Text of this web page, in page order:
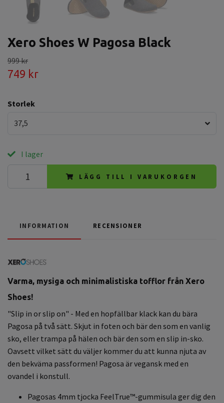
Xero Shoes W Pagosa Black
999 kr
749 kr
Storlek
37,5
I lager
LÄGG TILL I VARUKORGEN
INFORMATION RECENSIONER
Varma, mysiga och minimalistiska tofflor från Xero
Shoes!
"Slip in or slip on" - Med en hopfällbar klack kan du bära
Pagosa på två sätt. Skjut in foten och bär den som en vanlig
sko, eller trampa på hälen och bär den som en slip in-sko.
Oavsett vilket sätt du väljer kommer du att kunna njuta av
den bekväma passformen! Pagosa är vegansk med en
ovandel i konstull.
Pagosas 4mm tjocka FeelTrue™-gummisula ger dig den